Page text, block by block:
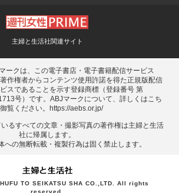
主婦と生活社関連サイト
ークは、この電子書店・電子書籍配信サービス
作権者からコンテンツ使用許諾を得た正規版配信
スであることを示す登録商標（登録番号 第
号）です。ABJマークについて、詳しくはこち
覧ください。
https://aebs.or.jp/
るすべての⽂章・撮影写真の著作権は主婦と⽣活
社に帰属します。
への無断転載・複製⾏為は固く禁⽌します。
TO SEIKATSU SHA CO.,LTD. All rights
reserved.